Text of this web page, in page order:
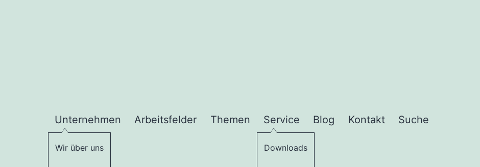
Unternehmen
Wir über uns
Arbeitsfelder Themen Service
Downloads
Blog Kontakt Suche